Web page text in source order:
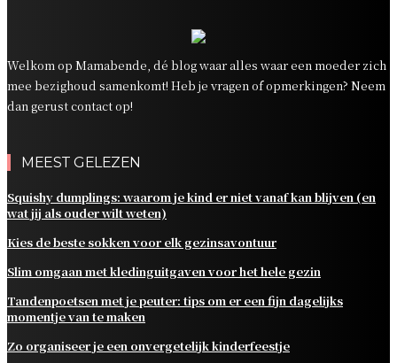
Welkom op Mamabende, dé blog waar alles waar een moeder zich
mee bezighoud samenkomt! Heb je vragen of opmerkingen? Neem
dan gerust contact op!
MEEST GELEZEN
Squishy dumplings: waarom je kind er niet vanaf kan blijven (en
wat jij als ouder wilt weten)
Kies de beste sokken voor elk gezinsavontuur
Slim omgaan met kledinguitgaven voor het hele gezin
Tandenpoetsen met je peuter: tips om er een fijn dagelijks
momentje van te maken
Zo organiseer je een onvergetelijk kinderfeestje